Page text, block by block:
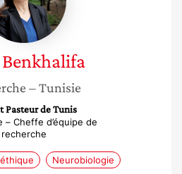
Benkhalifa
– Tunisie
Pasteur de Tunis
– Cheffe d’équipe de
recherche
Neurobiologie